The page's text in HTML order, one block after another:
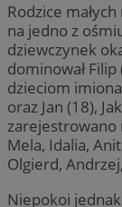
Rodzice
na jedno z
dziewczynek
dominował
dzieciom
oraz Jan (18),
zarejestrowano
Mela, Idalia,
Olgierd,
Niepokoi